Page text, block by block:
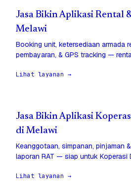
Jasa Bikin Aplikasi Rental
Melawi
Booking unit, ketersediaan armada
pembayaran, & GPS tracking —
Lihat layanan →
Jasa Bikin Aplikasi
di Melawi
Keanggotaan, simpanan, pinjaman
laporan RAT — siap untuk Koperasi
Lihat layanan →